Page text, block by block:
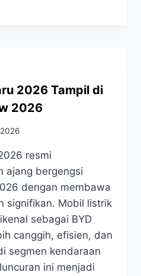
2026 Tampil di
2026
resmi
ajang bergengsi
dengan membawa
signifikan. Mobil listrik
sebagai BYD
canggih, efisien, dan
segmen kendaraan
ini menjadi